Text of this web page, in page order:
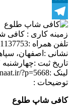
LinkedIn
Telegram
زمینه کاری : کافی
تلفن همراه :
نشانی : اصفهان،
تاریخ ثبت :چهارشنبه ۱۷ بهمن ۱۳۹۷
لینک :?p=5668
توضیحات :
کافی شاپ طلوع